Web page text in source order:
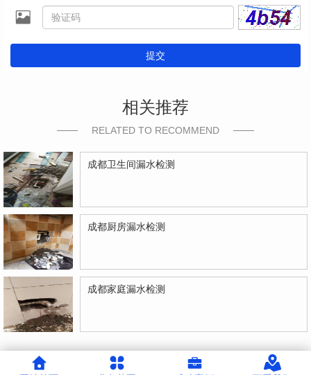
提交
相关推荐
RELATED TO RECOMMEND
成都卫生间漏水检测
成都厨房漏水检测
成都家庭漏水检测